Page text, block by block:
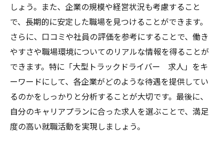
しょう。また、企業の規模や経営状況も考慮すること
で、長期的に安定した職場を見つけることができます。
さらに、口コミや社員の評価を参考にすることで、働き
やすさや職場環境についてのリアルな情報を得ることが
できます。特に「大型トラックドライバー 求人」をキ
ーワードにして、各企業がどのような待遇を提供してい
るのかをしっかりと分析することが大切です。最後に、
自分のキャリアプランに合った求人を選ぶことで、満足
度の高い就職活動を実現しましょう。